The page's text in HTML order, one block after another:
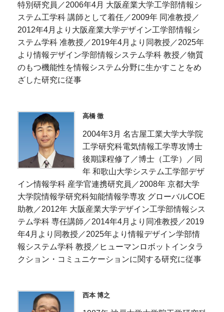
特別研究員／2006年4月 大阪産業大学工学部情報シ
ステム工学科 講師として着任／2009年 同准教授／
2012年4月より大阪産業大学デザイン工学部情報シ
ステム学科 准教授／2019年4月より同教授／2025年
より情報デザイン学部情報システム学科 教授／物質
のもつ機能性を情報システム分野に生かすことをめ
ざした研究に従事
高橋 徹
2004年3月 名古屋工業大学大学院
工学研究科電気情報工学専攻博士
後期課程修了／博士（工学）／同
年 和歌山大学システム工学部デザ
イン情報学科 産学官連携研究員／2008年 京都大学
大学院情報学研究科知能情報学専攻 グローバルCOE
助教／2012年 大阪産業大学デザイン工学部情報シス
テム学科 専任講師／2014年4月より同准教授／2019
年4月より同教授／2025年より情報デザイン学部情
報システム学科 教授／ヒューマンロボットインタラ
クション・コミュニケーションに関する研究に従事
西本 博之